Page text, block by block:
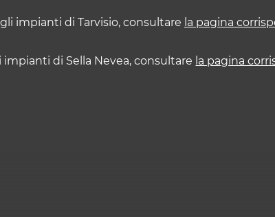
impianti di Tarvisio, consultare la pagina
di Sella Nevea, consultare la pagina